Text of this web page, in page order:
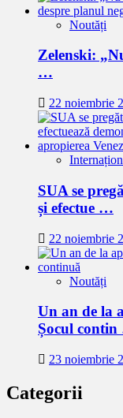
Noutăți
Zelenski:
…
22 noiembrie
SUA se
și efectue …
22 noiembrie
Noutăți
Un an de la
Șocul
23 noiembrie
Categorii